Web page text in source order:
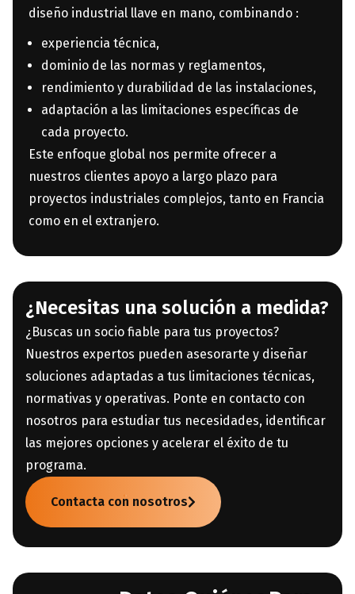
diseño industrial llave en mano, combinando :
experiencia técnica,
dominio de las normas y reglamentos,
rendimiento y durabilidad de las instalaciones,
adaptación a las limitaciones específicas de
cada proyecto.
Este enfoque global nos permite ofrecer a
nuestros clientes apoyo a largo plazo para
proyectos industriales complejos, tanto en Francia
como en el extranjero.
¿Necesitas una solución a medida?
¿Buscas un socio fiable para tus proyectos?
Nuestros expertos pueden asesorarte y diseñar
soluciones adaptadas a tus limitaciones técnicas,
normativas y operativas. Ponte en contacto con
nosotros para estudiar tus necesidades, identificar
las mejores opciones y acelerar el éxito de tu
programa.
Contacta con nosotros